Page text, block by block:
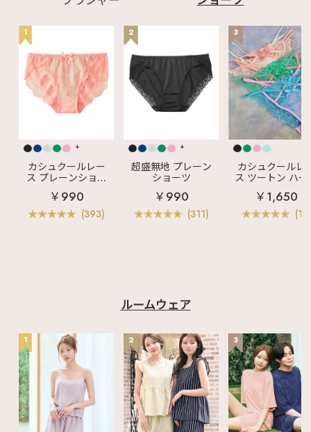
✧1105813 アルディフ
✧1105821 アルディ
フルール プレーンショ
ーツ ✧1105901 シチ
リアンフラワー 超盛ブ
ラ(R) ブラジャー&シ
ョーツ ✧1105913 シ
チリアンフラワー 超盛
ブラ(R) ✧1105921
シチリアンフラワー プ
┈┈┈┈┈┈┈┈┈┈
┈♡ 最後までご覧い
ただきありがとうござ
います♪ 気になる投稿
は"保存"がオススメ☑
aimerfeel（エメフィ
ール）の店舗や 公式
WEBサイトでもチェッ
┈┈┈┈┈┈┈┈┈┈
┈♡ #aimerfeel #エ
メフィール #下着選び
#ランジェリー #新作
1
+
カシュクールレー
ス プレーンショー
ツ
￥990
(393)
2
+
超盛無地 プレーン
ショーツ
￥990
(311)
3
カシュクールレ
ス ツートン ハー
バックショーツ
￥1,650
(11)
ルームウェア
1 2 3